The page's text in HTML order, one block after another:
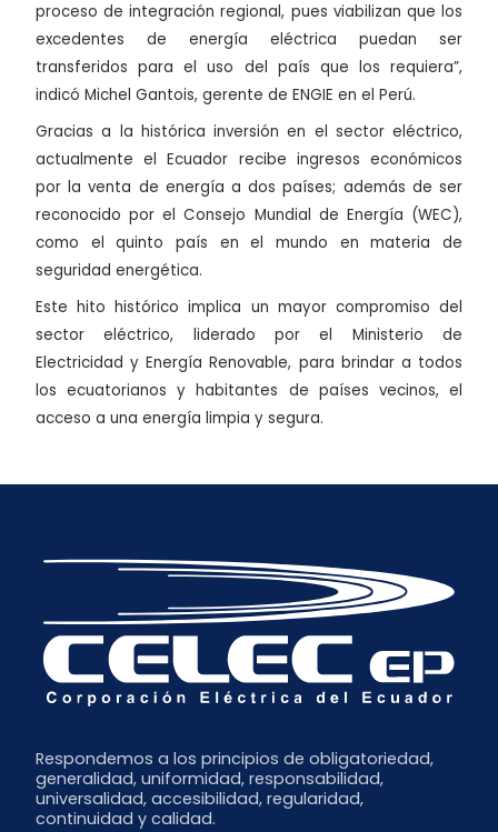
proceso de integración regional, pues viabilizan que los
excedentes de energía eléctrica puedan ser
transferidos para el uso del país que los requiera”,
indicó Michel Gantois, gerente de ENGIE en el Perú.
Gracias a la histórica inversión en el sector eléctrico,
actualmente el Ecuador recibe ingresos económicos
por la venta de energía a dos países; además de ser
reconocido por el Consejo Mundial de Energía (WEC),
como el quinto país en el mundo en materia de
seguridad energética.
Este hito histórico implica un mayor compromiso del
sector eléctrico, liderado por el Ministerio de
Electricidad y Energía Renovable, para brindar a todos
los ecuatorianos y habitantes de países vecinos, el
acceso a una energía limpia y segura.
Respondemos a los principios de obligatoriedad,
generalidad, uniformidad, responsabilidad,
universalidad, accesibilidad, regularidad,
continuidad y calidad.